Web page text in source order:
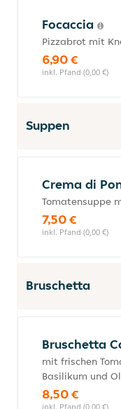
Focaccia
Pizzabrot mit
6,90 €
inkl. Pfand (0,00 €)
Suppen
Crema di
Tomatensuppe
7,50 €
inkl. Pfand (0,00 €)
Bruschetta
Bruschetta
mit frischen
Basilikum und
8,50 €
inkl. Pfand (0,00 €)